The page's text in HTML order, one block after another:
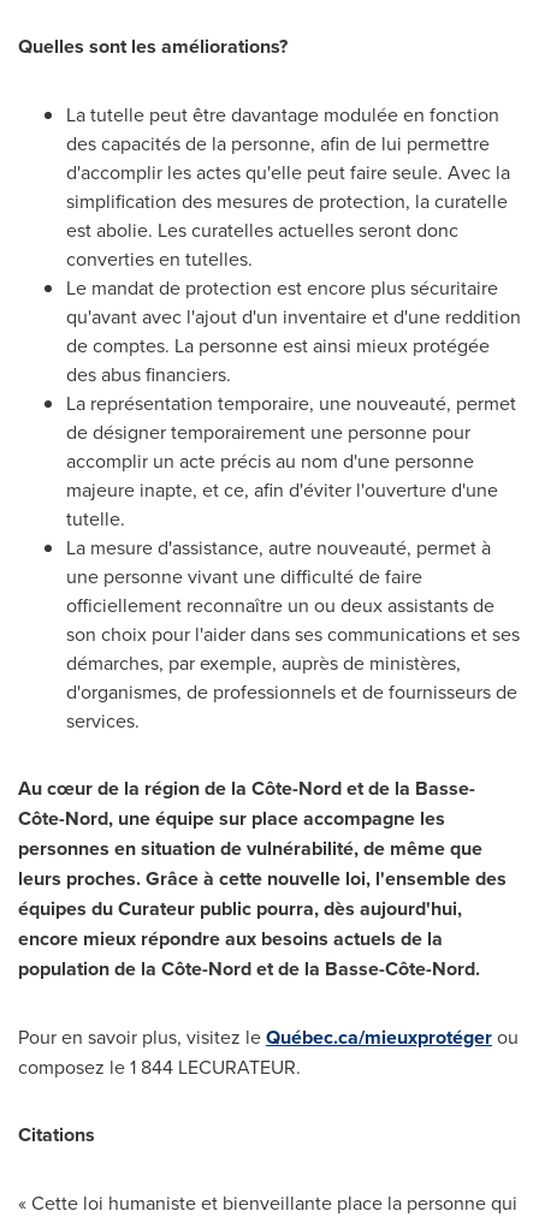
Quelles sont les améliorations?
La tutelle peut être davantage modulée en fonction
des capacités de la personne, afin de lui permettre
d'accomplir les actes qu'elle peut faire seule. Avec la
simplification des mesures de protection, la curatelle
est abolie. Les curatelles actuelles seront donc
converties en tutelles.
Le mandat de protection est encore plus sécuritaire
qu'avant avec l'ajout d'un inventaire et d'une reddition
de comptes. La personne est ainsi mieux protégée
des abus financiers.
La représentation temporaire, une nouveauté, permet
de désigner temporairement une personne pour
accomplir un acte précis au nom d'une personne
majeure inapte, et ce, afin d'éviter l'ouverture d'une
tutelle.
La mesure d'assistance, autre nouveauté, permet à
une personne vivant une difficulté de faire
officiellement reconnaître un ou deux assistants de
son choix pour l'aider dans ses communications et ses
démarches, par exemple, auprès de ministères,
d'organismes, de professionnels et de fournisseurs de
services.
Au cœur de la région de la Côte-Nord et de la Basse-
Côte-Nord, une équipe sur place accompagne les
personnes en situation de vulnérabilité, de même que
leurs proches. Grâce à cette nouvelle loi, l'ensemble des
équipes du Curateur public pourra, dès aujourd'hui,
encore mieux répondre aux besoins actuels de la
population de la Côte-Nord et de la Basse-Côte-Nord.
Pour en savoir plus, visitez leQuébec.ca/mieuxprotégerou
composez le 1 844 LECURATEUR.
Citations
« Cette loi humaniste et bienveillante place la personne qui